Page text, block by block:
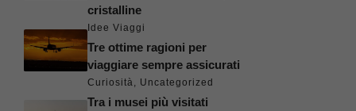
cristalline
Idee Viaggi
Tre ottime ragioni per
viaggiare sempre assicurati
Curiosità Uncategorized
Tra i musei più visitati